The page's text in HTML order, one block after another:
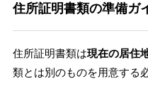
住所証明書類の準備ガ
住所証明書類は現在の居住
類とは別のものを用意する